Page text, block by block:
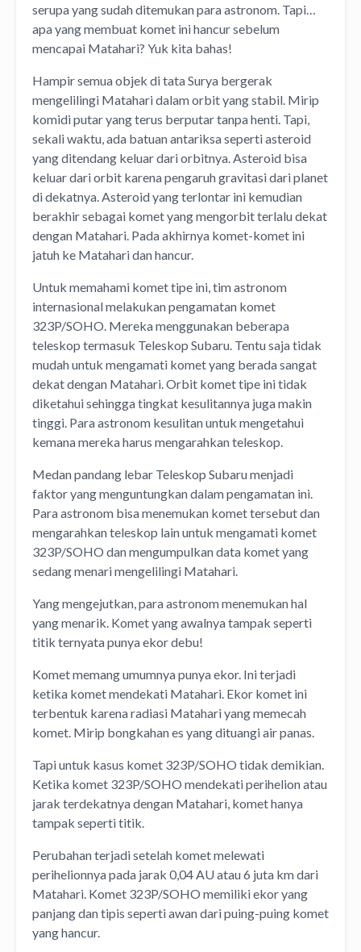
serupa yang sudah ditemukan para astronom. Tapi…
apa yang membuat komet ini hancur sebelum
mencapai Matahari? Yuk kita bahas!
Hampir semua objek di tata Surya bergerak
mengelilingi Matahari dalam orbit yang stabil. Mirip
komidi putar yang terus berputar tanpa henti. Tapi,
sekali waktu, ada batuan antariksa seperti asteroid
yang ditendang keluar dari orbitnya. Asteroid bisa
keluar dari orbit karena pengaruh gravitasi dari planet
di dekatnya. Asteroid yang terlontar ini kemudian
berakhir sebagai komet yang mengorbit terlalu dekat
dengan Matahari. Pada akhirnya komet-komet ini
jatuh ke Matahari dan hancur.
Untuk memahami komet tipe ini, tim astronom
internasional melakukan pengamatan komet
323P/SOHO. Mereka menggunakan beberapa
teleskop termasuk Teleskop Subaru. Tentu saja tidak
mudah untuk mengamati komet yang berada sangat
dekat dengan Matahari. Orbit komet tipe ini tidak
diketahui sehingga tingkat kesulitannya juga makin
tinggi. Para astronom kesulitan untuk mengetahui
kemana mereka harus mengarahkan teleskop.
Medan pandang lebar Teleskop Subaru menjadi
faktor yang menguntungkan dalam pengamatan ini.
Para astronom bisa menemukan komet tersebut dan
mengarahkan teleskop lain untuk mengamati komet
323P/SOHO dan mengumpulkan data komet yang
sedang menari mengelilingi Matahari.
Yang mengejutkan, para astronom menemukan hal
yang menarik. Komet yang awalnya tampak seperti
titik ternyata punya ekor debu!
Komet memang umumnya punya ekor. Ini terjadi
ketika komet mendekati Matahari. Ekor komet ini
terbentuk karena radiasi Matahari yang memecah
komet. Mirip bongkahan es yang dituangi air panas.
Tapi untuk kasus komet 323P/SOHO tidak demikian.
Ketika komet 323P/SOHO mendekati perihelion atau
jarak terdekatnya dengan Matahari, komet hanya
tampak seperti titik.
Perubahan terjadi setelah komet melewati
perihelionnya pada jarak 0,04 AU atau 6 juta km dari
Matahari. Komet 323P/SOHO memiliki ekor yang
panjang dan tipis seperti awan dari puing-puing komet
yang hancur.